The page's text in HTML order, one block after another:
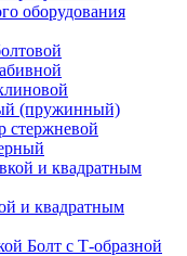
оборудования
(пружинный)
стержневой
и квадратным
Болт с Т-образной